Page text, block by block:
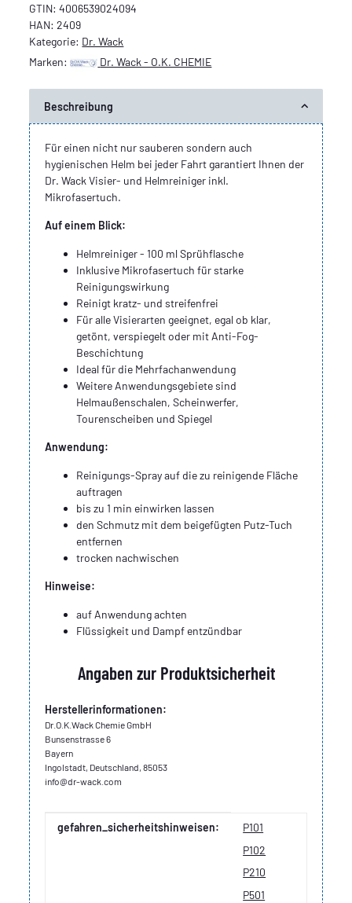
GTIN: 4006539024094
HAN: 2409
Kategorie: Dr. Wack
Marken:
Dr. Wack - O.K. CHEMIE
Beschreibung
Für einen nicht nur sauberen sondern auch
hygienischen Helm bei jeder Fahrt garantiert Ihnen der
Dr. Wack Visier- und Helmreiniger inkl.
Mikrofasertuch.
Auf einem Blick:
Helmreiniger - 100 ml Sprühflasche
Inklusive Mikrofasertuch für starke
Reinigungswirkung
Reinigt kratz- und streifenfrei
Für alle Visierarten geeignet, egal ob klar,
getönt, verspiegelt oder mit Anti-Fog-
Beschichtung
Ideal für die Mehrfachanwendung
Weitere Anwendungsgebiete sind
Helmaußenschalen, Scheinwerfer,
Tourenscheiben undSpiegel
Anwendung:
Reinigungs-Spray auf die zu reinigende Fläche
auftragen
bis zu 1 min einwirken lassen
den Schmutz mit dem beigefügten Putz-Tuch
entfernen
trocken nachwischen
Hinweise:
auf Anwendung achten
Flüssigkeit und Dampf entzündbar
Angaben zur Produktsicherheit
Herstellerinformationen:
Dr.O.K.Wack Chemie GmbH
Bunsenstrasse 6
Bayern
Ingolstadt, Deutschland, 85053
info@dr-wack.com
Produkteigenschaft
Wert
gefahren_sicherheitshinweisen:
P101
P102
P210
P501